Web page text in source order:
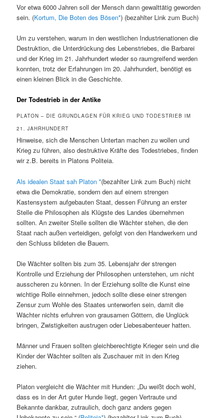
Vor etwa 6000 Jahren soll der Mensch dann gewalttätig geworden
sein. (Kortum, Die Boten des Bösen ) (bezahlter Link zum Buch)
Um zu verstehen, warum in den westlichen Industrienationen die
Destruktion, die Unterdrückung des Lebenstriebes, die Barbarei
und der Krieg im 21. Jahrhundert wieder so raumgreifend werden
konnten, trotz der Erfahrungen im 20. Jahrhundert, benötigt es
einen kleinen Blick in die Geschichte.
Der Todestrieb in der Antike
PLATON – DIE GRUNDLAGEN FÜR KRIEG UND TODESTRIEB IM
21. JAHRHUNDERT
Hinweise, sich die Menschen Untertan machen zu wollen und
Krieg zu führen, also destruktive Kräfte des Todestriebes, finden
wir z.B. bereits in Platons Politeia.
Als idealen Staat sah Platon (bezahlter Link zum Buch) nicht
etwa die Demokratie, sondern den auf einem strengen
Kastensystem aufgebauten Staat, dessen Führung an erster
Stelle die Philosophen als Klügste des Landes übernehmen
sollten. An zweiter Stelle sollten die Wächter stehen, die den
Staat nach außen verteidigen, gefolgt von den Handwerkern und
den Schluss bildeten die Bauern.
Die Wächter sollten bis zum 35. Lebensjahr der strengen
Kontrolle und Erziehung der Philosophen unterstehen, um nicht
ausscheren zu können. In der Erziehung sollte die Kunst eine
wichtige Rolle einnehmen, jedoch sollte diese einer strengen
Zensur zum Wohle des Staates unterworfen sein, damit die
Wächter nichts erfuhren von grausamen Göttern, die Unglück
bringen, Zwistigkeiten austrugen oder Liebesabenteuer hatten.
Männer und Frauen sollten gleichberechtigte Krieger sein und die
Kinder der Wächter sollten als Zuschauer mit in den Krieg
ziehen.
Platon vergleicht die Wächter mit Hunden: „Du weißt doch wohl,
dass es in der Art guter Hunde liegt, gegen Vertraute und
Bekannte dankbar, zutraulich, doch ganz anders gegen